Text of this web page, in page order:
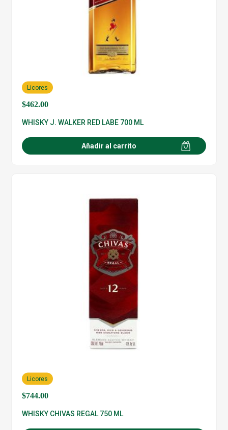
$462.00
Licores
WHISKY J. WALKER RED LABE 700 ML
Añadir al carrito
$744.00
Licores
WHISKY CHIVAS REGAL 750 ML